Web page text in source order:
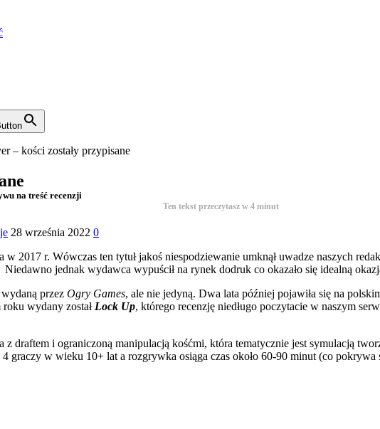
– kości zostały przypisane
na treść recenzji
Ten tekst przeczytasz w 4 minut
28 września 2022 0
2017 r. Wówczas ten tytuł jakoś niespodziewanie umknął uwadze naszych
jednak wydawca wypuścił na rynek dodruk co okazało się idealną
wydaną przez Ogry Games, ale nie jedyną. Dwa lata później pojawiła się na
roku wydany został Lock Up, którego recenzję niedługo poczytacie w naszym
z draftem i ograniczoną manipulacją kośćmi, która tematycznie jest symulacją
graczy w wieku 10+ lat a rozgrywka osiąga czas około 60-90 minut (co